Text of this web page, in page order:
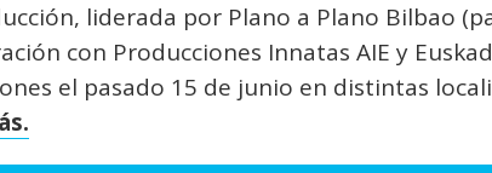
liderada por Plano a Plano Bilbao
con Producciones Innatas AIE y
el pasado 15 de junio en distintas